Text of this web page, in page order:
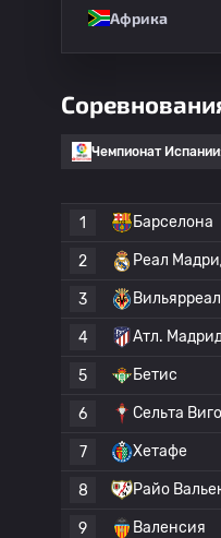
Африка
Чемпионат
1
Барселона
2 Реал
3 Вильярреал
4 Атл.
5 Бетис
6 Сельта Виго
7 Хетафе
8 Райо
9 Валенсия